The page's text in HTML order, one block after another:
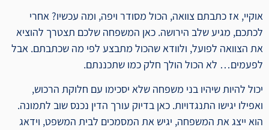
אוקיי, אז כתבתם צוואה, הכול מסודר ויפה, ומה עכשיו? אחרי
לכתכם, מגיע שלב הירושה. כאן המשפחה שלכם תצטרך להוציא
את הצוואה לפועל, ולוודא שהכול מתבצע לפי מה שכתבתם. אבל
לפעמים… לא הכול הולך חלק כמו שתכננתם.
יכול להיות שיהיו בני משפחה שלא יסכימו עם חלוקת הרכוש,
ואפילו יגישו התנגדויות. כאן בדיוק עורך הדין נכנס שוב לתמונה.
הוא ייצג את המשפחה, יגיש את המסמכים לבית המשפט, וידאג